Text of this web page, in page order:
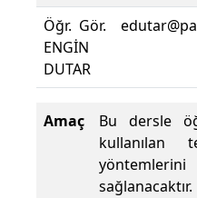
Öğr. Gör.
ENGİN
DUTAR
Amaç
Bu dersle
kullanılan
sağlanacaktır.